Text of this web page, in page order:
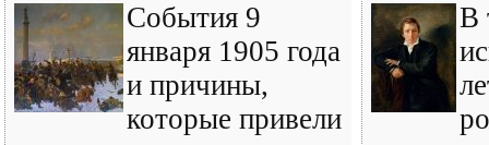
События 9
января 1905 года
и причины,
которые привели
В